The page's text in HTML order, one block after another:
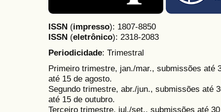
ISSN (impresso): 1807-8850
ISSN (eletrônico): 2318-2083
Periodicidade: Trimestral
Primeiro trimestre, jan./mar., submissões até
até 15 de agosto.
Segundo trimestre, abr./jun., submissões até
até 15 de outubro.
Terceiro trimestre, jul./set., submissões até